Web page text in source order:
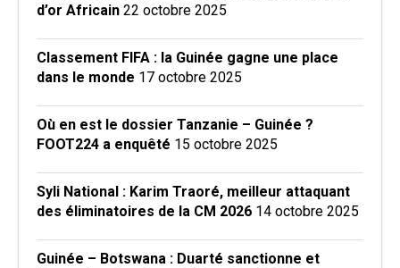
d’or Africain 22 octobre 2025
Classement FIFA : la Guinée gagne une place
dans le monde 17 octobre 2025
Où en est le dossier Tanzanie – Guinée ?
FOOT224 a enquêté 15 octobre 2025
Syli National : Karim Traoré, meilleur attaquant
des éliminatoires de la CM 2026 14 octobre 2025
Guinée – Botswana : Duarté sanctionne et